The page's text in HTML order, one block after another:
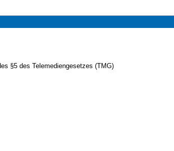
§5 des Telemediengesetzes (TMG)